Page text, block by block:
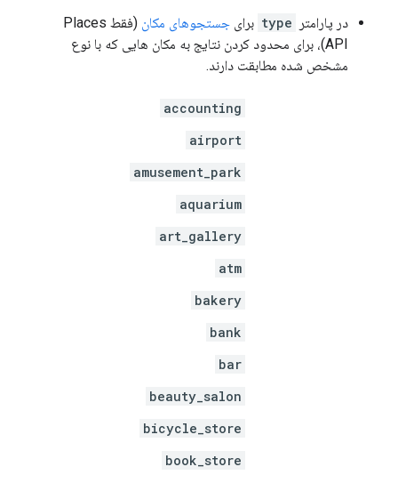
در پارامتر
type برای جستجوهای مکان
(فقط Places
API)، برای محدود کردن نتایج به مکان هایی که با نوع
مشخص شده مطابقت دارند.
accounting
airport
amusement_park
aquarium
art_gallery
atm
bakery
bank
bar
beauty_salon
bicycle_store
book_store